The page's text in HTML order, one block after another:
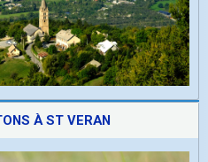
À ST VERAN